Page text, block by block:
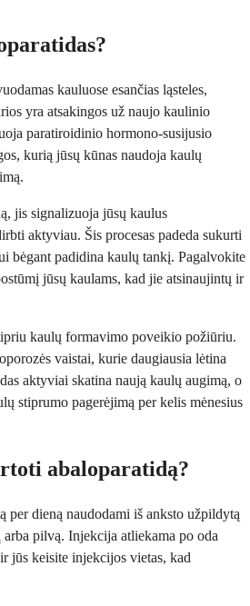
kauluose esančias ląsteles,
yra atsakingos už naujo kaulinio
paratiroidinio hormono-susijusio
kurią jūsų kūnas naudoja kaulų
jis signalizuoja jūsų kaulus
aktyviau. Šis procesas padeda sukurti
bėgant padidina kaulų tankį. Pagalvokite
jūsų kaulams, kad jie atsinaujintų ir
kaulų formavimo poveikio požiūriu.
vaistai, kurie daugiausia lėtina
aktyviai skatina naują kaulų augimą, o
stiprumo pagerėjimą per kelis mėnesius
abaloparatidą?
per dieną naudodami iš anksto užpildytą
pilvą. Injekcija atliekama po oda
jūs keisite injekcijos vietas, kad